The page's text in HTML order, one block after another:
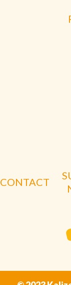
CONTACT